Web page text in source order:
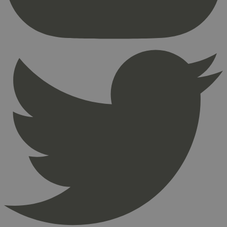
Navn
Domene
Utløpsdato
Hotjar Ltd
minutter
sekunder
minutter
sekunder
pageviewCount
.svanemerket.no
nelapi-product-archive-filters
svanemerket.no
nelapi-last-visited-category